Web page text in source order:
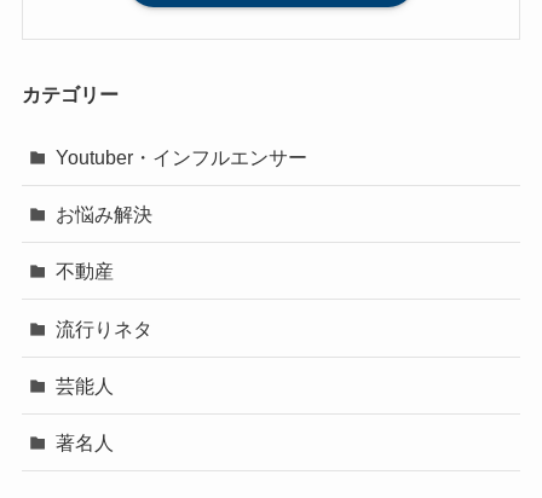
カテゴリー
Youtuber・インフルエンサー
お悩み解決
不動産
流行りネタ
芸能人
著名人